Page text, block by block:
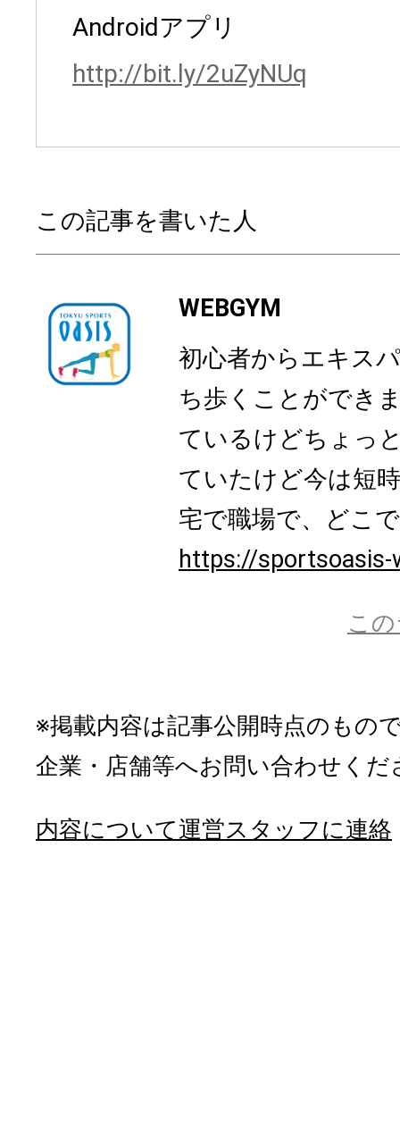
Androidアプリ
http://bit.ly/2uZyNUq
この記事を書いた人
WEBGYM
初心者からエキス
ち歩くことができ
ているけどちょっ
ていたけど今は短
宅で職場で、どこ
https://sportsoasis-
こ
※掲載内容は記事公開時点のもの
企業・店舗等へお問い合わせくだ
内容について運営スタッフに連絡